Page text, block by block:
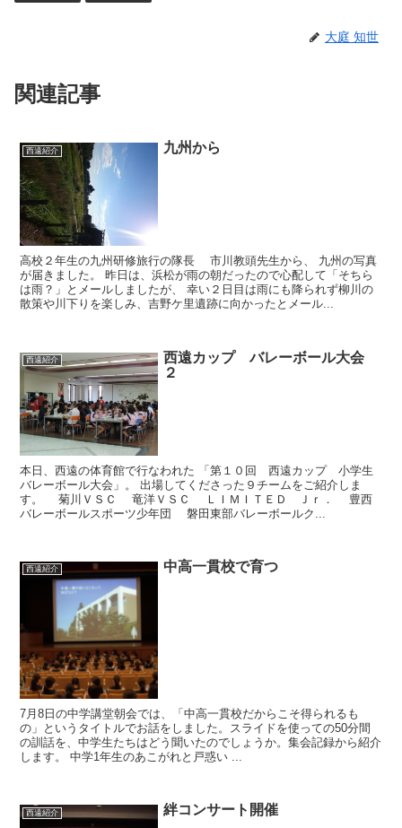
大庭 知世
関連記事
西遠紹介 九州から
高校２年生の九州研修旅行の隊長 市川教頭先生から、 九州の写真
が届きました。 昨日は、浜松が雨の朝だったので心配して「そちら
は雨？」とメールしましたが、 幸い２日目は雨にも降られず柳川の
散策や川下りを楽しみ、吉野ケ里遺跡に向かったとメール...
西遠紹介
西遠カップ バレーボール大会
２
本日、西遠の体育館で行なわれた 「第１０回 西遠カップ 小学生
バレーボール大会」。 出場してくださった９チームをご紹介しま
す。 菊川ＶＳＣ 竜洋ＶＳＣ ＬＩＭＩＴＥＤ Ｊｒ． 豊西
バレーボールスポーツ少年団 磐田東部バレーボールク...
西遠紹介 中高一貫校で育つ
7月8日の中学講堂朝会では、「中高一貫校だからこそ得られるも
の」というタイトルでお話をしました。スライドを使っての50分間
の訓話を、中学生たちはどう聞いたのでしょうか。集会記録から紹介
します。 中学1年生のあこがれと戸惑い ...
西遠紹介 絆コンサート開催